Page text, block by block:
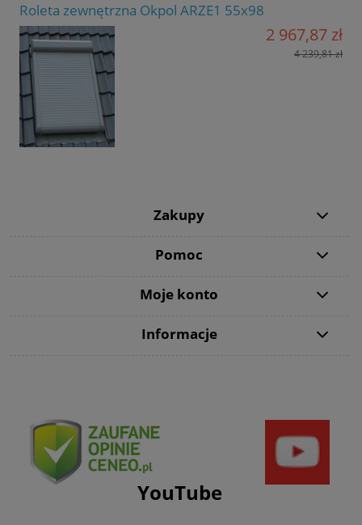
Roleta zewnętrzna Okpol ARZE1 55x98
2 967,87 zł
4 239,81 zł
Zakupy
Pomoc
Moje konto
Informacje
YouTube